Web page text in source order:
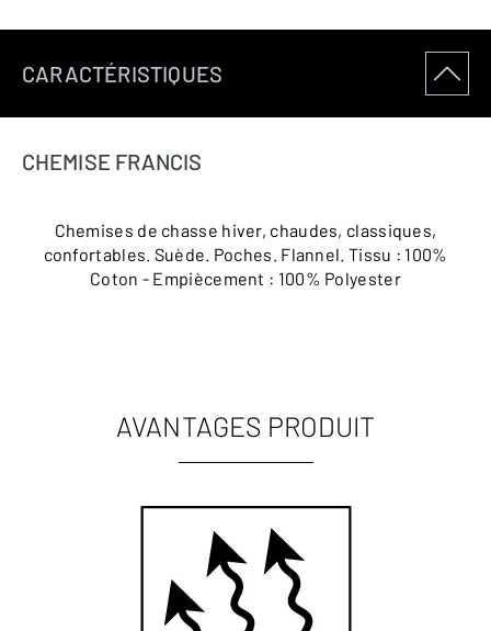
CARACTÉRISTIQUES
CHEMISE FRANCIS
Chemises de chasse hiver, chaudes, classiques,
confortables. Suède. Poches. Flannel. Tissu : 100%
Coton - Empiècement : 100% Polyester
AVANTAGES PRODUIT